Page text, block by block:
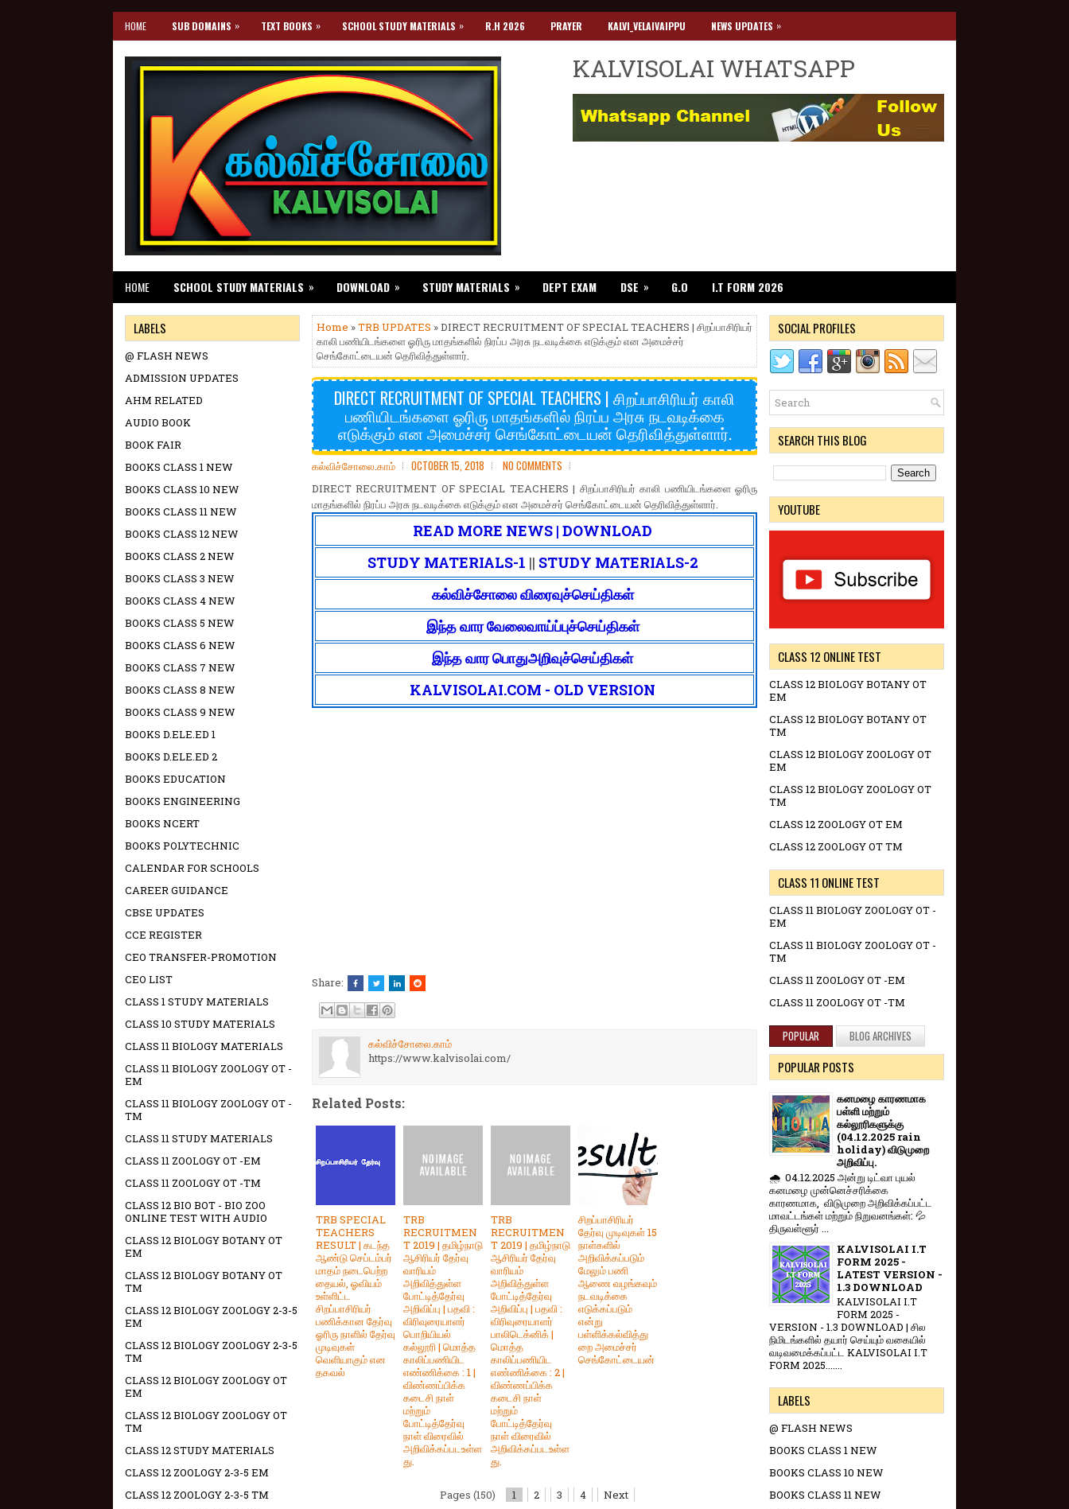
HOME SUB DOMAINS » TEXT BOOKS » SCHOOL STUDY MATERIALS » R.H 2026 PRAYER KALVI_VELAIVAIPPU NEWS UPDATES »
KALVISOLAI WHATSAPP
HOME SCHOOL STUDY MATERIALS » DOWNLOAD » STUDY MATERIALS » DEPT EXAM DSE » G.O I.T FORM 2026
Home »TRB UPDATES » DIRECT RECRUITMENT OF SPECIAL TEACHERS | சிறப்பாசிரியர்
காலி பணியிடங்களை ஓரிரு மாதங்களில் நிரப்ப அரசு நடவடிக்கை எடுக்கும் என அமைச்சர்
செங்கோட்டையன் தெரிவித்துள்ளார்.
DIRECT RECRUITMENT OF SPECIAL TEACHERS | சிறப்பாசிரியர் காலி
பணியிடங்களை ஓரிரு மாதங்களில் நிரப்ப அரசு நடவடிக்கை
எடுக்கும் என அமைச்சர் செங்கோட்டையன் தெரிவித்துள்ளார்.
கல்விச்சோலை.காம் OCTOBER 15, 2018 NO COMMENTS
DIRECT RECRUITMENT OF SPECIAL TEACHERS | சிறப்பாசிரியர் காலி பணியிடங்களை ஓரிரு
மாதங்களில் நிரப்ப அரசு நடவடிக்கை எடுக்கும் என அமைச்சர் செங்கோட்டையன் தெரிவித்துள்ளார்.
READ MORE NEWS | DOWNLOAD
STUDY MATERIALS-1 || STUDY MATERIALS-2
கல்விச்சோலை விரைவுச்செய்திகள்
இந்த வார வேலைவாய்ப்புச்செய்திகள்
இந்த வார பொதுஅறிவுச்செய்திகள்
KALVISOLAI.COM - OLD VERSION
Share:
கல்விச்சோலை.காம்
https://www.kalvisolai.com/
Related Posts:
TRB SPECIAL
TEACHERS
RESULT | கடந்த
ஆண்டு செப்டம்பர்
மாதம் நடைபெற்ற
தையல், ஓவியம்
உள்ளிட்ட
சிறப்பாசிரியர்
பணிக்கான தேர்வு
ஓரிரு நாளில் தேர்வு
முடிவுகள்
வெளியாகும் என
தகவல்
TRB
RECRUITMEN
T 2019 | தமிழ்நாடு
ஆசிரியர் தேர்வு
வாரியம்
அறிவித்துள்ள
போட்டித்தேர்வு
அறிவிப்பு | பதவி :
விரிவுரையாளர்
பொறியியல்
கல்லூரி | மொத்த
காலிப்பணியிட
எண்ணிக்கை : 1 |
விண்ணப்பிக்க
கடைசி நாள்
மற்றும்
போட்டித்தேர்வு
நாள் விரைவில்
அறிவிக்கப்படஉள்ள
து.
TRB
RECRUITMEN
T 2019 | தமிழ்நாடு
ஆசிரியர் தேர்வு
வாரியம்
அறிவித்துள்ள
போட்டித்தேர்வு
அறிவிப்பு | பதவி :
விரிவுரையாளர்
பாலிடெக்னிக் |
மொத்த
காலிப்பணியிட
எண்ணிக்கை : 2 |
விண்ணப்பிக்க
கடைசி நாள்
மற்றும்
போட்டித்தேர்வு
நாள் விரைவில்
அறிவிக்கப்படஉள்ள
து.
சிறப்பாசிரியர்
தேர்வு முடிவுகள் 15
நாள்களில்
அறிவிக்கப்படும்
மேலும் பணி
ஆணை வழங்கவும்
நடவடிக்கை
எடுக்கப்படும்
என்று
பள்ளிக்கல்வித்து
றை அமைச்சர்
செங்கோட்டையன்
Pages (150) 1 2 3 4 Next
LABELS
@ FLASH NEWS
ADMISSION UPDATES
AHM RELATED
AUDIO BOOK
BOOK FAIR
BOOKS CLASS 1 NEW
BOOKS CLASS 10 NEW
BOOKS CLASS 11 NEW
BOOKS CLASS 12 NEW
BOOKS CLASS 2 NEW
BOOKS CLASS 3 NEW
BOOKS CLASS 4 NEW
BOOKS CLASS 5 NEW
BOOKS CLASS 6 NEW
BOOKS CLASS 7 NEW
BOOKS CLASS 8 NEW
BOOKS CLASS 9 NEW
BOOKS D.ELE.ED 1
BOOKS D.ELE.ED 2
BOOKS EDUCATION
BOOKS ENGINEERING
BOOKS NCERT
BOOKS POLYTECHNIC
CALENDAR FOR SCHOOLS
CAREER GUIDANCE
CBSE UPDATES
CCE REGISTER
CEO TRANSFER-PROMOTION
CEO LIST
CLASS 1 STUDY MATERIALS
CLASS 10 STUDY MATERIALS
CLASS 11 BIOLOGY MATERIALS
CLASS 11 BIOLOGY ZOOLOGY OT -
EM
CLASS 11 BIOLOGY ZOOLOGY OT -
TM
CLASS 11 STUDY MATERIALS
CLASS 11 ZOOLOGY OT -EM
CLASS 11 ZOOLOGY OT -TM
CLASS 12 BIO BOT - BIO ZOO
ONLINE TEST WITH AUDIO
CLASS 12 BIOLOGY BOTANY OT
EM
CLASS 12 BIOLOGY BOTANY OT
TM
CLASS 12 BIOLOGY ZOOLOGY 2-3-5
EM
CLASS 12 BIOLOGY ZOOLOGY 2-3-5
TM
CLASS 12 BIOLOGY ZOOLOGY OT
EM
CLASS 12 BIOLOGY ZOOLOGY OT
TM
CLASS 12 STUDY MATERIALS
CLASS 12 ZOOLOGY 2-3-5 EM
CLASS 12 ZOOLOGY 2-3-5 TM
SOCIAL PROFILES
SEARCH THIS BLOG
YOUTUBE
CLASS 12 ONLINE TEST
CLASS 12 BIOLOGY BOTANY OT
EM
CLASS 12 BIOLOGY BOTANY OT
TM
CLASS 12 BIOLOGY ZOOLOGY OT
EM
CLASS 12 BIOLOGY ZOOLOGY OT
TM
CLASS 12 ZOOLOGY OT EM
CLASS 12 ZOOLOGY OT TM
CLASS 11 ONLINE TEST
CLASS 11 BIOLOGY ZOOLOGY OT -
EM
CLASS 11 BIOLOGY ZOOLOGY OT -
TM
CLASS 11 ZOOLOGY OT -EM
CLASS 11 ZOOLOGY OT -TM
POPULAR BLOG ARCHIVES
POPULAR POSTS
கனமழை காரணமாக
பள்ளி மற்றும்
கல்லூரிகளுக்கு
(04.12.2025 rain
holiday) விடுமுறை
அறிவிப்பு.
🌧️ 04.12.2025 அன்று டிட்வா புயல்
கனமழை முன்னெச்சரிக்கை
காரணமாக, விடுமுறை அறிவிக்கப்பட்ட
மாவட்டங்கள் மற்றும் நிறுவனங்கள்: 💦
திருவள்ளூர் ...
KALVISOLAI I.T
FORM 2025 -
LATEST VERSION -
1.3 DOWNLOAD
KALVISOLAI I.T
FORM 2025 -
VERSION - 1.3 DOWNLOAD | சில
நிமிடங்களில் தயார் செய்யும் வகையில்
வடிவமைக்கப்பட்ட KALVISOLAI I.T
FORM 2025.......
LABELS
@ FLASH NEWS
BOOKS CLASS 1 NEW
BOOKS CLASS 10 NEW
BOOKS CLASS 11 NEW